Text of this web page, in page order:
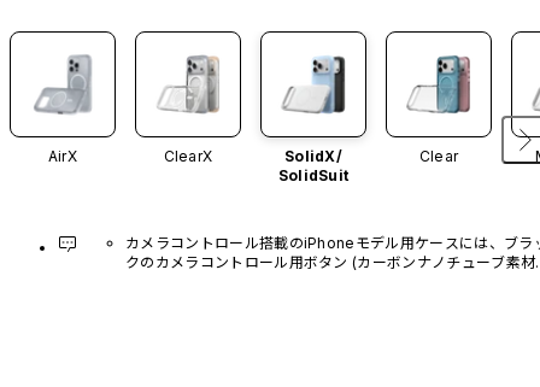
AirX ClearX
SolidX/
SolidSuit
Clear
カメラコントロール搭載のiPhoneモデル用ケースには、ブラ
クのカメラコントロール用ボタン (カーボンナノチューブ素材)